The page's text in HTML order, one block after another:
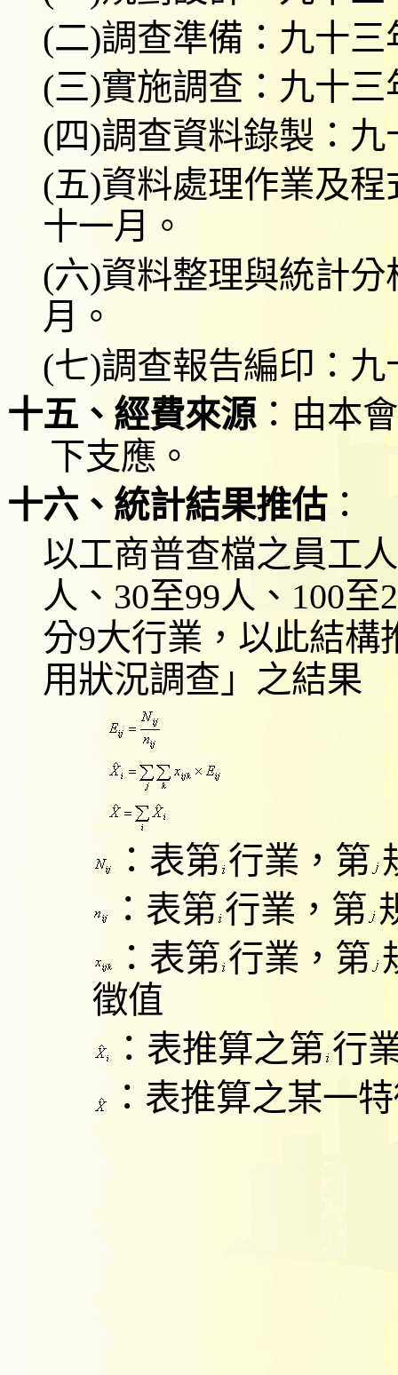
(二)調查準備：九十
(三)實施調查：九十三
(四)調查資料錄製：
(五)資料處理作業及
十一月。
(六)資料整理與統計
月。
(七)調查報告編印：
十五、經費來源：由本
下支應。
十六、 統計結果推估：
以工商普查檔之員工
人、 30至99人、 100至
分9大行業，以此結構
用狀況調查」之結果
： 表第 行業，第
： 表第 行業，第
： 表第 行業，第
徵值
： 表推算之第 行
： 表推算之某一